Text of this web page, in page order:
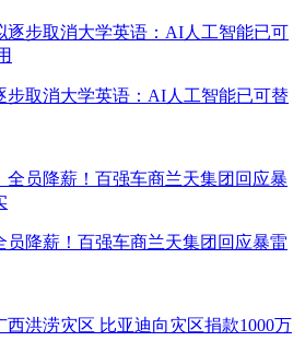
步取消大学英语：AI人工智能已可替
员降薪！百强车商兰天集团回应暴雷